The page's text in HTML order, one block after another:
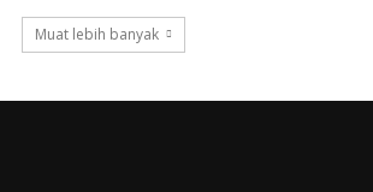
Muat lebih banyak